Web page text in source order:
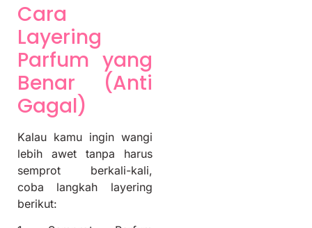
Cara
Layering
Parfum yang
Benar (Anti
Gagal)
Kalau kamu ingin wangi
lebih awet tanpa harus
semprot berkali-kali,
coba langkah layering
berikut: